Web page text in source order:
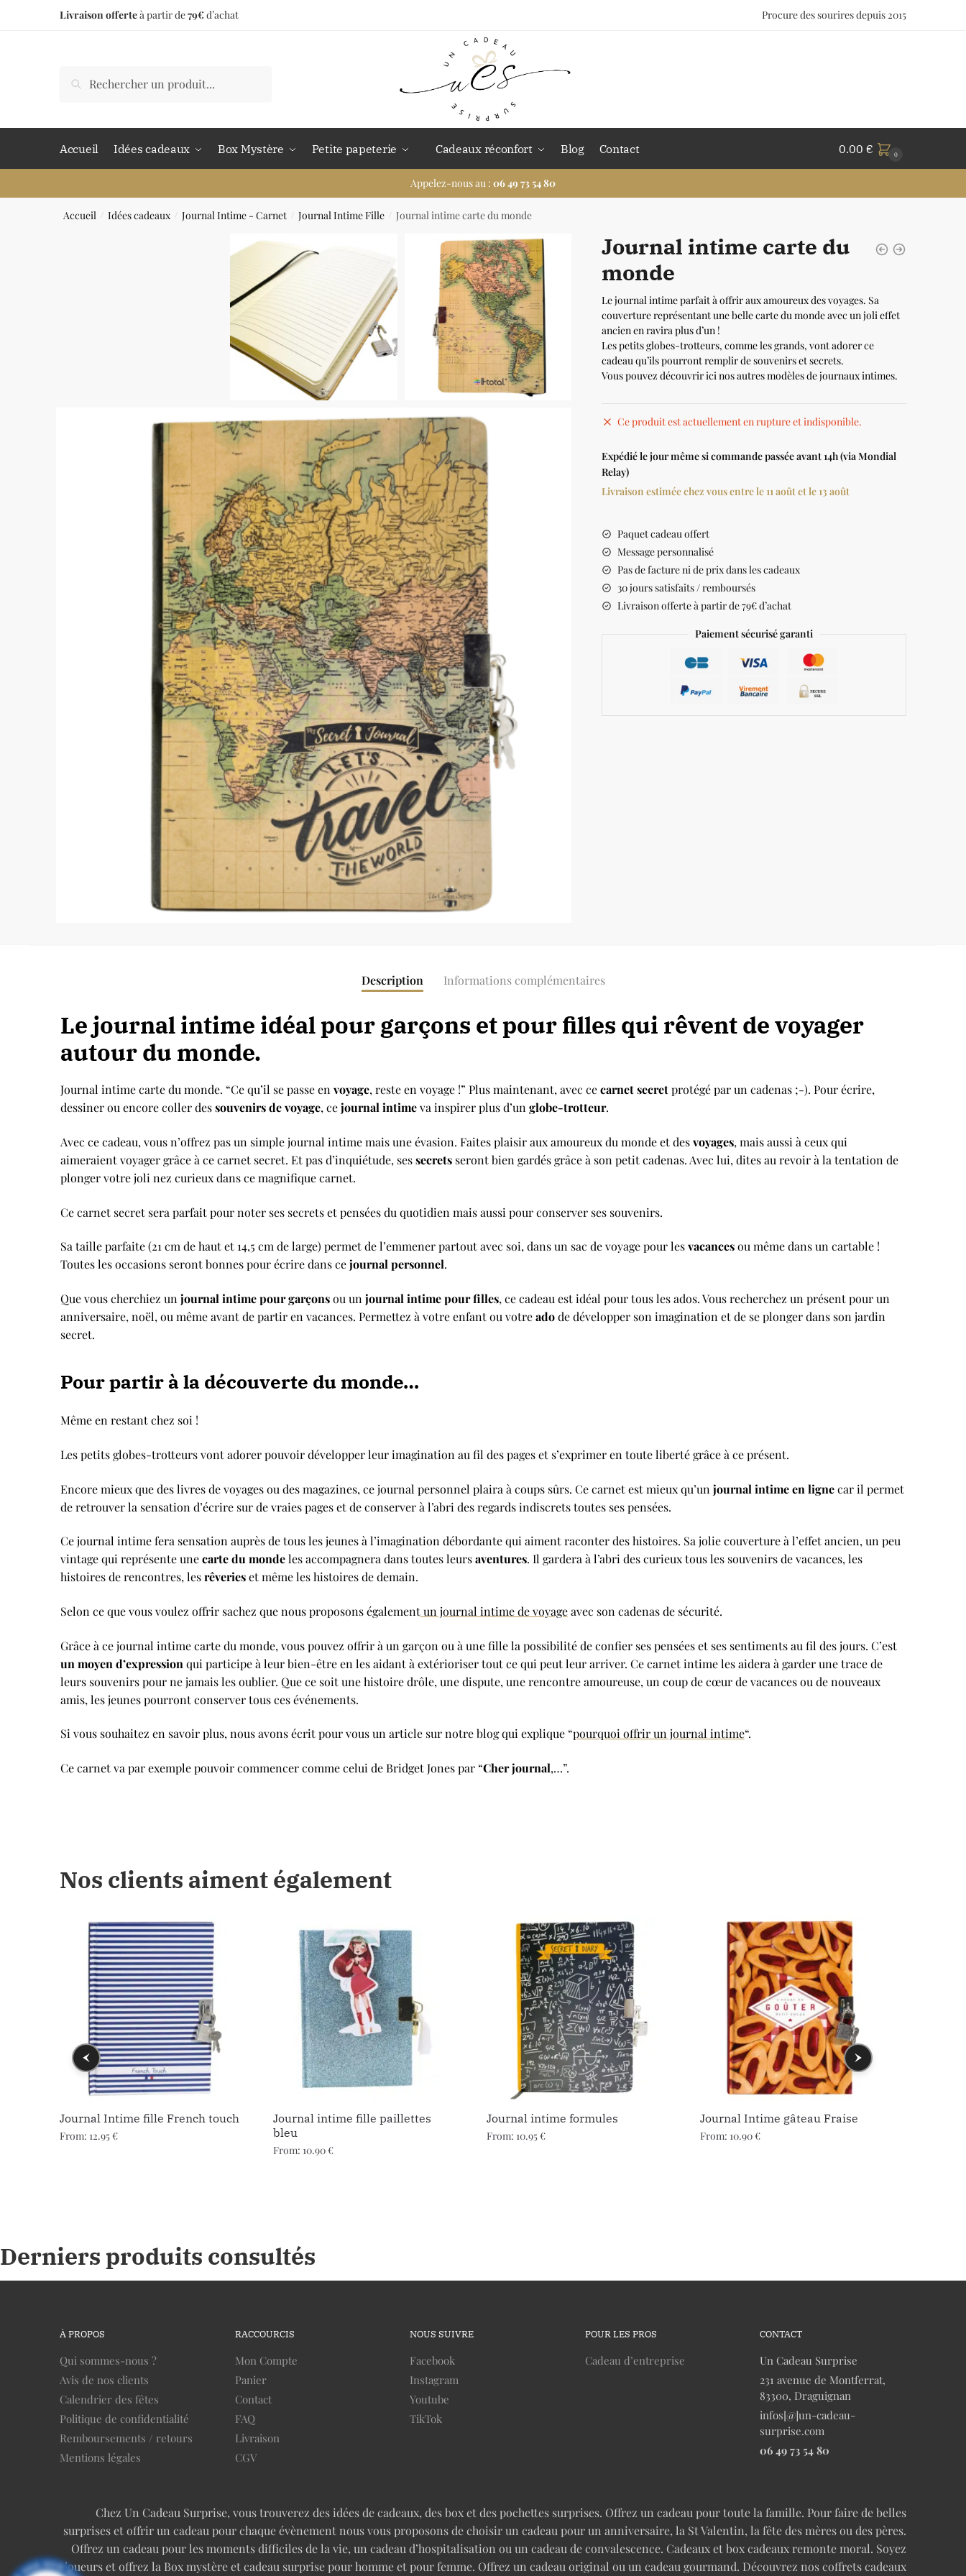
Livraison offerteà partir de79€d’achat Procure des sourires depuis 2015
Accueil Idées cadeaux Box Mystère Petite papeterie Cadeaux réconfort Blog Contact 0.00 € 0
Appelez-nous au : 06 49 73 54 80
Accueil / Idées cadeaux / Journal Intime - Carnet / Journal Intime Fille / Journal intime carte du monde
Journal intime carte du
monde
Le journal intime parfait à offrir aux amoureux des voyages. Sa
couverture représentant une belle carte du monde avec un joli effet
ancien en ravira plus d’un !
Les petits globes-trotteurs, comme les grands, vont adorer ce
cadeau qu’ils pourront remplir de souvenirs et secrets.
Vous pouvez découvrir ici nos autres modèles de journaux intimes.
Ce produit est actuellement en rupture et indisponible.
Expédié le jour même si commande passée avant 14h (via Mondial
Relay)
Livraison estimée chez vous entre le 11 août et le 13 août
Paquet cadeau offert
Message personnalisé
Pas de facture ni de prix dans les cadeaux
30 jours satisfaits / remboursés
Livraison offerte à partir de 79€ d’achat
Paiement sécurisé garanti
Description Informations complémentaires
Le journal intime idéal pour garçons et pour filles qui rêvent de voyager
autour du monde.
Journal intime carte du monde. “Ce qu’il se passe envoyage, reste en voyage !” Plus maintenant, avec cecarnet secretprotégé par un cadenas ;-). Pour écrire,
dessiner ou encore coller dessouvenirs de voyage, cejournal intimeva inspirer plus d’unglobe-trotteur.
Avec ce cadeau, vous n’offrez pas un simple journal intime mais une évasion. Faites plaisir aux amoureux du monde et desvoyages, mais aussi à ceux qui
aimeraient voyager grâce à ce carnet secret. Et pas d’inquiétude, sessecretsseront bien gardés grâce à son petit cadenas. Avec lui, dites au revoir à la tentation de
plonger votre joli nez curieux dans ce magnifique carnet.
Ce carnet secret sera parfait pour noter ses secrets et pensées du quotidien mais aussi pour conserver ses souvenirs.
Sa taille parfaite (21 cm de haut et 14,5 cm de large) permet de l’emmener partout avec soi, dans un sac de voyage pour lesvacancesou même dans un cartable !
Toutes les occasions seront bonnes pour écrire dans cejournal personnel.
Que vous cherchiez un journal intime pour garçonsou un journal intime pour filles, ce cadeau est idéal pour tous les ados. Vous recherchez un présent pour un
anniversaire, noël, ou même avant de partir en vacances. Permettez à votre enfant ou votreadode développer son imagination et de se plonger dans son jardin
secret.
Pour partir à la découverte du monde…
Même en restant chez soi !
Les petits globes-trotteurs vont adorer pouvoir développer leur imagination au fil des pages et s’exprimer en toute liberté grâce à ce présent.
Encore mieux que des livres de voyages ou des magazines, ce journal personnel plaira à coups sûrs. Ce carnet est mieux qu’un journal intime en lignecar il permet
de retrouver la sensation d’écrire sur de vraies pages et de conserver à l’abri des regards indiscrets toutes ses pensées.
Ce journal intime fera sensation auprès de tous les jeunes à l’imagination débordante qui aiment raconter des histoires. Sa jolie couverture à l’effet ancien, un peu
vintage qui représente unecarte du mondeles accompagnera dans toutes leursaventures. Il gardera à l’abri des curieux tous les souvenirs de vacances, les
histoires de rencontres, lesrêverieset même les histoires de demain.
Selon ce que vous voulez offrir sachez que nous proposons égalementun journal intime de voyageavec son cadenas de sécurité.
Grâce à ce journal intime carte du monde, vous pouvez offrir à un garçon ou à une fille la possibilité de confier ses pensées et ses sentiments au fil des jours. C’est
un moyen d’expression qui participe à leur bien-être en les aidant à extérioriser tout ce qui peut leur arriver. Ce carnet intime les aidera à garder une trace de
leurs souvenirs pour ne jamais les oublier. Que ce soit une histoire drôle, une dispute, une rencontre amoureuse, un coup de cœur de vacances ou de nouveaux
amis, les jeunes pourront conserver tous ces événements.
Si vous souhaitez en savoir plus, nous avons écrit pour vous un article sur notre blog qui explique “pourquoi offrir un journal intime“.
Ce carnet va par exemple pouvoir commencer comme celui de Bridget Jones par “Cher journal,…”.
Nos clients aiment également
Journal Intime fille French touch
From: 12.95€
Journal intime fille paillettes
bleu
From: 10.90€
Journal intime formules
From: 10.95€
Journal Intime gâteau Fraise
From: 10.90€
Derniers produits consultés
À PROPOS
Qui sommes-nous ?
Avis de nos clients
Calendrier des fêtes
Politique de confidentialité
Remboursements / retours
Mentions légales
RACCOURCIS
Mon Compte
Panier
Contact
FAQ
Livraison
CGV
NOUS SUIVRE
Facebook
Instagram
Youtube
TikTok
POUR LES PROS
Cadeau d’entreprise
CONTACT
Un Cadeau Surprise
231 avenue de Montferrat,
83300, Draguignan
infos[@]un-cadeau-
surprise.com
06 49 73 54 80
Chez Un Cadeau Surprise, vous trouverez des idées de cadeaux, des box et des pochettes surprises. Offrez un cadeau pour toute la famille. Pour faire de belles
surprises et offrir un cadeau pour chaque évènement nous vous proposons de choisir un cadeau pour un anniversaire, la St Valentin, la fête des mères ou des pères.
Offrez un cadeau pour les moments difficiles de la vie, un cadeau d’hospitalisation ou un cadeau de convalescence. Cadeaux et box cadeaux remonte moral. Soyez
joueurs et offrez la Box mystère et cadeau surprise pour homme et pour femme. Offrez un cadeau original ou un cadeau gourmand. Découvrez nos coffrets cadeaux